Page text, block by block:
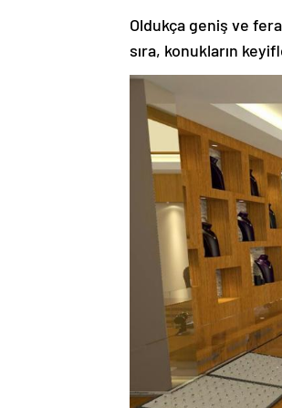
Oldukça geniş ve
sıra, konukların